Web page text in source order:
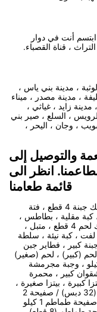
أنت في دوار
، قناة القصباء.
، مدينة بني ياس ،
، مدينة مصدر ، ميناء
زايد ، غياثي ،
، السلع ، صير بني
، وجان ، اليحر ،
والتوصيل إلى
انظر الى
قائمة طعامنا
سلطة عربية ، بابا غنوج ، شمندر متبل ، سمبوسك جبنة 4 قطع ، فتة
مقلية ، بطاطس ،
حمص ، حمص باللحم ، شوربة عدس ، سمبوسك لحم 4 قطع ، متبل ،
، كبة نيئة ، سلطة
كبير ، فطاير جبن
(كبير) ، لحم (صغير)
عجين 1 كيلو ، مجرمشة عجين 1/2 كيلو ، وجبة مجرمشة
كبير ، محمرة
كبيرة ، بيتزا صغيرة ،
صفيحة دبس 1 كيلو (32 قطعة) ، صفيحة 1 كيلو (32 دبس) / صفيحة 2
كيلو (16 قطعة) ، وجبة دبس صفيحة (8 قطع) ، صفيحة طماطم 1 كيلو